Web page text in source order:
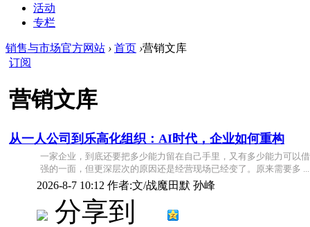
活动
专栏
销售与市场官方网站 › 首页 ›营销文库
订阅
营销文库
从一人公司到乐高化组织：AI时代，企业如何重构
一家企业，到底还要把多少能力留在自己手里，又有多少能力可以
强的一面，但更深层次的原因还是经营现场已经变了。原来需要多 ...
2026-8-7 10:12 作者:文/战魔田默 孙峰
分享到